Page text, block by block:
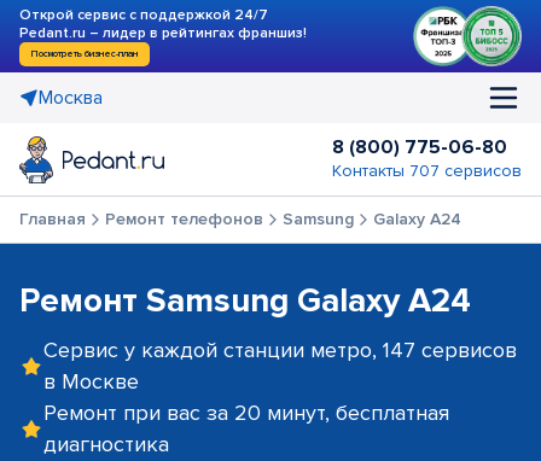
Открой сервис с поддержкой 24/7
Pedant.ru – лидер в рейтингах франшиз!
Посмотреть бизнес-план
Москва
8 (800) 775-06-80
Контакты 707 сервисов
Главная Ремонт телефонов Samsung Galaxy A24
Ремонт Samsung Galaxy A24
Сервис у каждой станции метро, 147 сервисов
в Москве
Ремонт при вас за 20 минут, бесплатная
диагностика